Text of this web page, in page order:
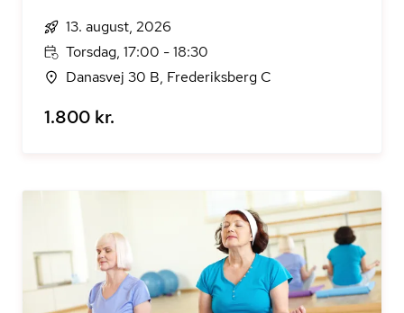
13. august, 2026
Torsdag, 17:00 - 18:30
Danasvej 30 B, Frederiksberg C
1.800 kr.